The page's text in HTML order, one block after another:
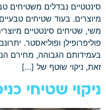
סינטטיים נבדלים משטיחים
מיוצרים. בעוד שטיחים
משי, שטיחים סינטטיים
פוליפרופילן ופוליאסטר.
בעמידותם הגבוהה, מחירם
זאת, ניקוי שוטף של […]
ניקוי שטיחי